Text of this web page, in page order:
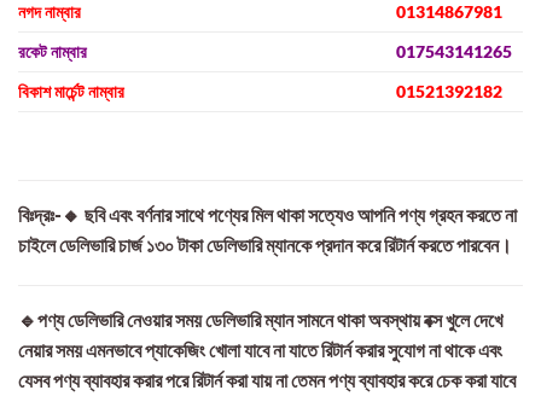
নগদ নাম্বার
01314867981
রকেট নাম্বার
017543141265
বিকাশ মার্চেন্ট নাম্বার
01521392182
বিঃদ্রঃ-🔸 ছবি এবং বর্ণনার সাথে পণ্যের মিল থাকা সত্যেও আপনি পণ্য গ্রহন করতে না
চাইলে ডেলিভারি চার্জ ১৩০ টাকা ডেলিভারি ম্যানকে প্রদান করে রিটার্ন করতে পারবেন।
🔹পণ্য ডেলিভারি নেওয়ার সময় ডেলিভারি ম্যান সামনে থাকা অবস্থায় বক্স খুলে দেখে
নেয়ার সময় এমনভাবে প্যাকেজিং খোলা যাবে না যাতে রিটার্ন করার সুযোগ না থাকে এবং
যেসব পণ্য ব্যাবহার করার পরে রিটার্ন করা যায় না তেমন পণ্য ব্যাবহার করে চেক করা যাবে